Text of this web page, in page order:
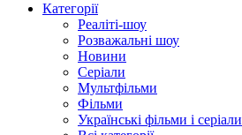
Категорії
Реаліті-шоу
Розважальні шоу
Новини
Серіали
Мультфільми
Фільми
Українські фільми і серіали